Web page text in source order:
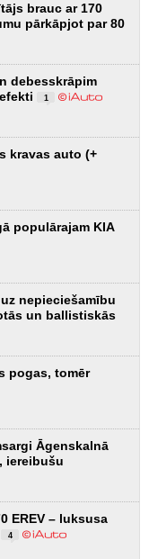
brauc ar 170
pārkāpjot par 80
debesskrāpim
1
kravas auto (+
populārajam KIA
nepieciešamību
un ballistiskās
pogas, tomēr
Āgenskalnā
iereibušu
EREV – luksusa
4